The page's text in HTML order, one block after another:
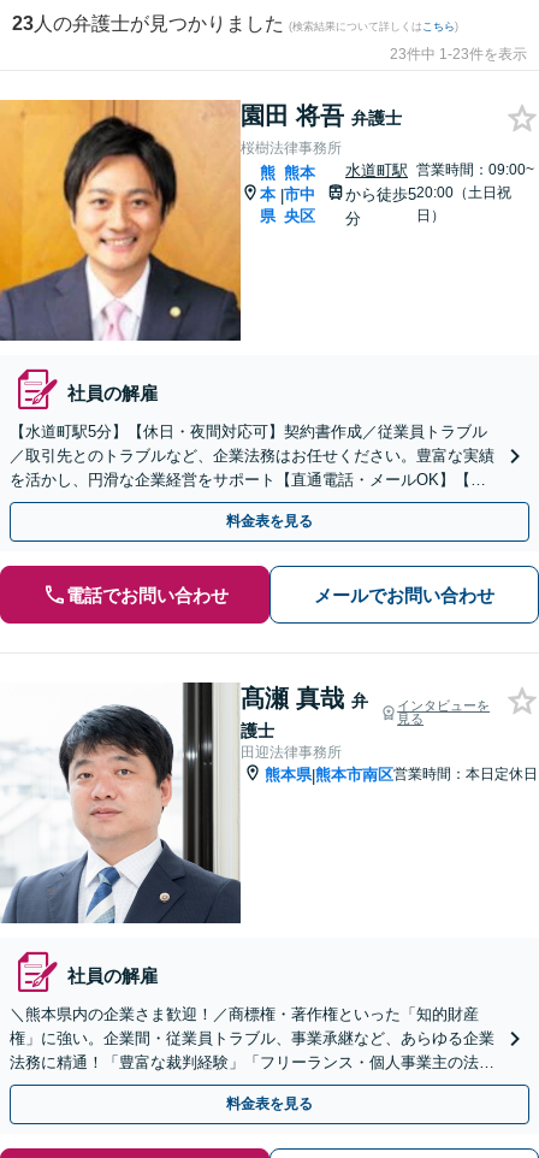
23 人の弁護士が見つかりました (検索結果について詳しくは こちら)
23件中 1-23件を表示
園田 将吾 弁護士
桜樹法律事務所
熊
本
県
|
熊本
市中
央区
水道町駅
から徒歩5
分
営業時間：09:00~
20:00（土日祝
日）
社員の解雇
【水道町駅5分】【休日・夜間対応可】契約書作成／従業員トラブル
／取引先とのトラブルなど、企業法務はお任せください。豊富な実績
を活かし、円滑な企業経営をサポート【直通電話・メールOK】【不
動産・介護業界に精通】リーズナブルな料金プランあり
料金表を見る
電話でお問い合わせ メールでお問い合わせ
髙瀬 真哉 弁
護士
インタビューを
見る
田迎法律事務所
熊本県|熊本市南区営業時間：本日定休日
社員の解雇
＼熊本県内の企業さま歓迎！／商標権・著作権といった「知的財産
権」に強い。企業間・従業員トラブル、事業承継など、あらゆる企業
法務に精通！「豊富な裁判経験」「フリーランス・個人事業主の法務
も可」【初回相談無料】
料金表を見る